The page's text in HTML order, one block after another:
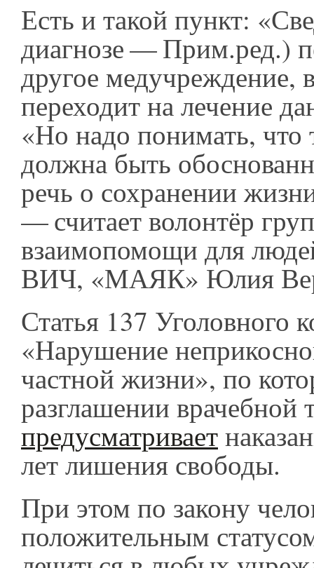
Есть и такой пункт:
диагнозе — Прим.ред.)
другое медучреждение,
переходит на лечение
«Но надо понимать, что
должна быть
речь о сохранении
— считает волонтёр
взаимопомощи для
ВИЧ, «МАЯК» Юлия
Статья 137 Уголовного
«Нарушение
частной жизни», по
разглашении врачебной
предусматривает
лет лишения свободы.
При этом по закону
положительным